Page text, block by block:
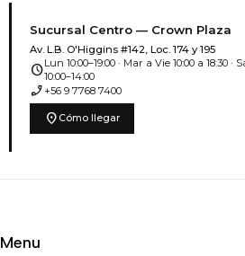
Sucursal Centro — Crown Plaza
Av. L.B. O'Higgins #142, Loc. 174 y 195
scheduleLun 10:00–19:00 · Mar a Vie 10:00 a 18:30 ·
10:00–14:00
phone_enabled +56 9 7768 7400
location_on Cómo llegar
Menu